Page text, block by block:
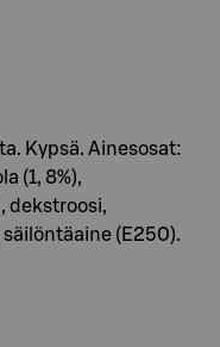
Kypsä. Ainesosat:
(1, 8%),
dekstroosi,
(E250).